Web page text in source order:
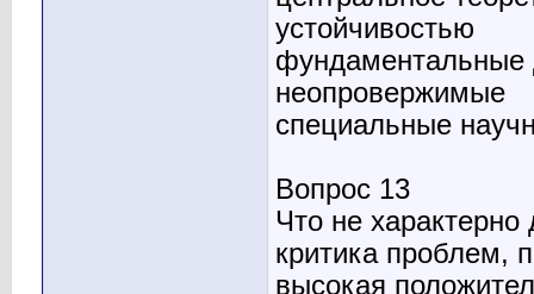
устойчивостью
фундаментальные
неопровержимые
специальные
Вопрос 13
Что не
критика проблем,
высокая